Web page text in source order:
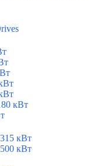
кВт
кВт
кВт